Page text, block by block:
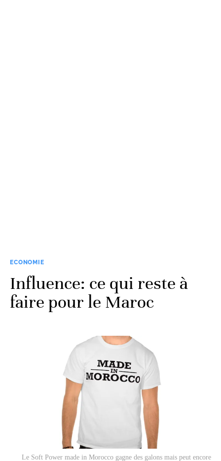
ECONOMIE
Influence: ce qui reste à
faire pour le Maroc
Le Soft Power made in Morocco gagne des galons mais peut encore